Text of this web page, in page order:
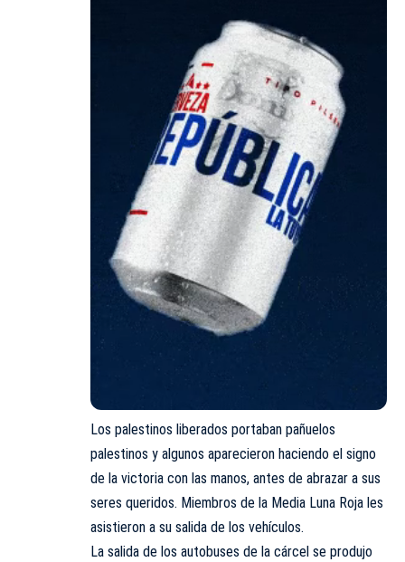
Los palestinos liberados portaban pañuelos
palestinos y algunos aparecieron haciendo el signo
de la victoria con las manos, antes de abrazar a sus
seres queridos. Miembros de la Media Luna Roja les
asistieron a su salida de los vehículos.
La salida de los autobuses de la cárcel se produjo